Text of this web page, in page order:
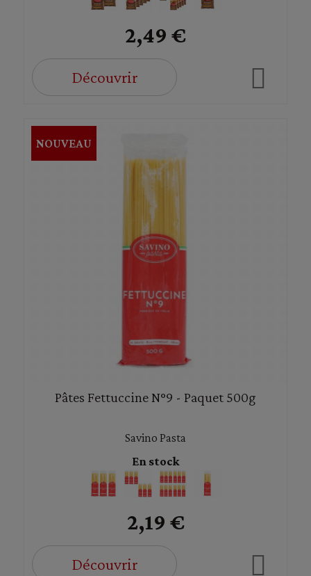
2,49 €
Découvrir
Pâtes Fettuccine N°9 - Paquet 500g
Savino Pasta
En stock
2,19 €
Découvrir
NOUVEAU